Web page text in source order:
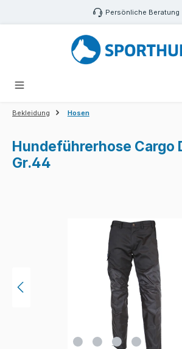
Zum Hauptinhalt springen Persönliche Beratung
Bekleidung Hosen
Hundeführerhose Cargo
Gr.44
Bildergalerie überspringen